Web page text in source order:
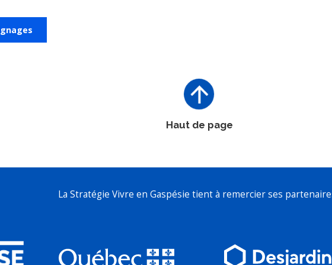
Haut de page
La Stratégie Vivre en Gaspésie tient à remercier ses